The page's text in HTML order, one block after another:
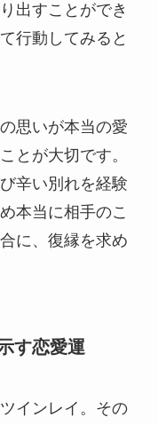
出すことができ
行動してみると
思いが本当の愛
とが大切です。
辛い別れを経験
本当に相手のこ
に、復縁を求め
す恋愛運
インレイ。その